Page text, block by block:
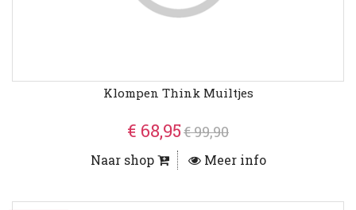
Klompen Think Muiltjes
€ 68,95€ 99,90
Naar shop Meer info